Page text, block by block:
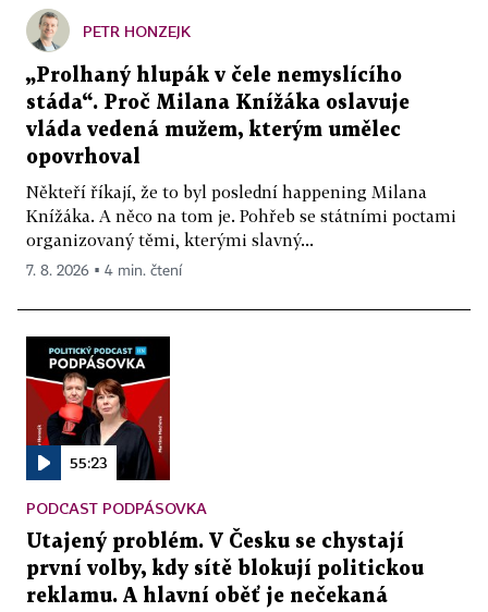
PETR HONZEJK
„Prolhaný hlupák v čele nemyslícího
stáda“. Proč Milana Knížáka oslavuje
vláda vedená mužem, kterým umělec
opovrhoval
Někteří říkají, že to byl poslední happening Milana
Knížáka. A něco na tom je. Pohřeb se státními poctami
organizovaný těmi, kterými slavný...
7. 8. 2026 ▪ 4 min. čtení
55:23
PODCAST PODPÁSOVKA
Utajený problém. V Česku se chystají
první volby, kdy sítě blokují politickou
reklamu. A hlavní oběť je nečekaná